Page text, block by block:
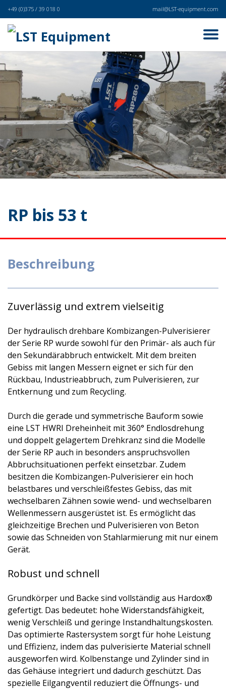
+49 (0)375 / 39 018 0 mail@LST-equipment.com
RP bis 53 t
Beschreibung
Zuverlässig und extrem vielseitig
Der hydraulisch drehbare Kombizangen-Pulverisierer
der Serie RP wurde sowohl für den Primär- als auch für
den Sekundärabbruch entwickelt. Mit dem breiten
Gebiss mit langen Messern eignet er sich für den
Rückbau, Industrieabbruch, zum Pulverisieren, zur
Entkernung und zum Recycling.
Durch die gerade und symmetrische Bauform sowie
eine LST HWRI Dreheinheit mit 360° Endlosdrehung
und doppelt gelagertem Drehkranz sind die Modelle
der Serie RP auch in besonders anspruchsvollen
Abbruchsituationen perfekt einsetzbar. Zudem
besitzen die Kombizangen-Pulverisierer ein hoch
belastbares und verschleißfestes Gebiss, das mit
wechselbaren Zähnen sowie wend- und wechselbaren
Wellenmessern ausgerüstet ist. Es ermöglicht das
gleichzeitige Brechen und Pulverisieren von Beton
sowie das Schneiden von Stahlarmierung mit nur einem
Gerät.
Robust und schnell
Grundkörper und Backe sind vollständig aus Hardox®
gefertigt. Das bedeutet: hohe Widerstandsfähigkeit,
wenig Verschleiß und geringe Instandhaltungskosten.
Das optimierte Rastersystem sorgt für hohe Leistung
und Effizienz, indem das pulverisierte Material schnell
ausgeworfen wird. Kolbenstange und Zylinder sind in
das Gehäuse integriert und dadurch geschützt. Das
spezielle Eilgangventil reduziert die Öffnungs- und